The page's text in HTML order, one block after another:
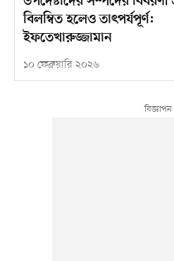
বিলম্বিত হলেও তাৎপর্যপূর্ণ:
ইফতেখারুজ্জামান
১০ ফেব্রুয়ারি ২০২৬